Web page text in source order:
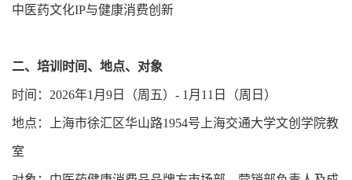
中医药文化IP与健康消费创新
二、培训时间、地点、对象
时间：2026年1月9日（周五）- 1月11日（周日）
地点：上海市徐汇区华山路1954号上海交通大学文创学院教
室